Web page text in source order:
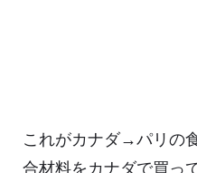
これがカナダ→パリの
合材料をカナダで買っ